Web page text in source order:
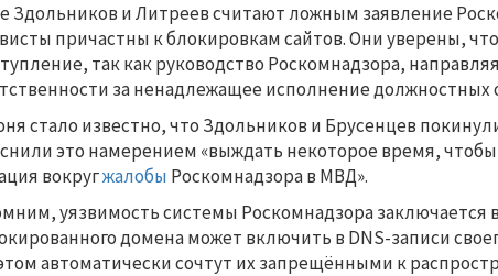
Здольников и Литреев считают ложным заявление
причастны к блокировкам сайтов. Они уверены,
так как руководство Роскомнадзора,
за ненадлежащее исполнение должностных
стало известно, что Здольников и Брусенцев
это намерением «выждать некоторое время,
вокругжалобы Роскомнадзора в МВД».
уязвимость системы Роскомнадзора заключается
домена может включить в DNS-записи
автоматически сочтут их запрещёнными к